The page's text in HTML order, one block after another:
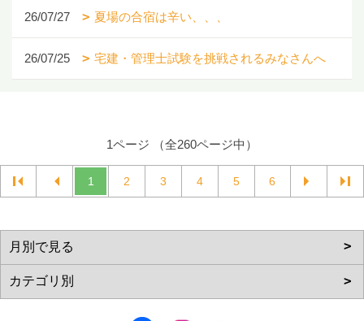
26/07/27 夏場の合宿は辛い、、、
26/07/25 宅建・管理士試験を挑戦されるみなさんへ
1ページ （全260ページ中）
1 2 3 4 5 6